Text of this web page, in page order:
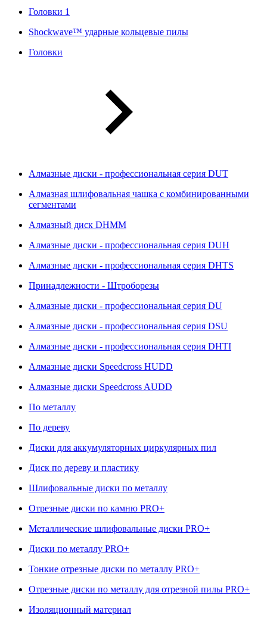
Головки 1
Shockwave™ ударные кольцевые пилы
Головки
Алмазные диски - профессиональная серия DUT
Алмазная шлифовальная чашка с комбинированными
сегментами
Алмазный диск DHMM
Алмазные диски - профессиональная серия DUH
Алмазные диски - профессиональная серия DHTS
Принадлежности - Штроборезы
Алмазные диски - профессиональная серия DU
Алмазные диски - профессиональная серия DSU
Алмазные диски - профессиональная серия DHTI
Алмазные диски Speedcross HUDD
Алмазные диски Speedcross AUDD
По металлу
По дереву
Диски для аккумуляторных циркулярных пил
Диск по дереву и пластику
Шлифовальные диски по металлу
Отрезные диски по камню PRO+
Металлические шлифовальные диски PRO+
Диски по металлу PRO+
Тонкие отрезные диски по металлу PRO+
Отрезные диски по металлу для отрезной пилы PRO+
Изоляционный материал